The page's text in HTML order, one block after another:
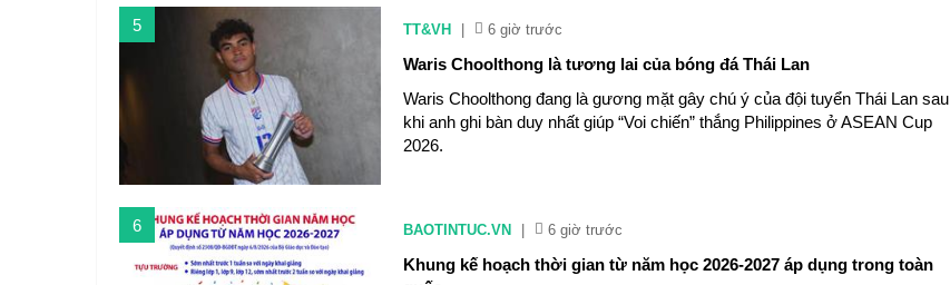
5 TT&VH 6 giờ trước
Waris Choolthong là tương lai của bóng đá Thái Lan
Waris Choolthong đang là gương mặt gây chú ý của đội tuyển Thái Lan sau
khi anh ghi bàn duy nhất giúp “Voi chiến” thắng Philippines ở ASEAN Cup
2026.
6 BAOTINTUC.VN 6 giờ trước
Khung kế hoạch thời gian từ năm học 2026-2027 áp dụng trong toàn